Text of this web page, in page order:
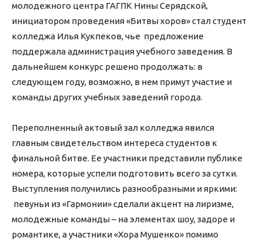
молодежного центра ГАГПК Нины Серядской,
инициатором проведения «Битвы хоров» стал студент
колледжа Илья Кукпеков, чье предложение
поддержала администрация учебного заведения. В
дальнейшем конкурс решено продолжать: в
следующем году, возможно, в нем примут участие и
команды других учебных заведений города.
Переполненный актовый зал колледжа явился
главным свидетельством интереса студентов к
финальной битве. Ее участники представили публике
номера, которые успели подготовить всего за сутки.
Выступления получились разнообразными и яркими:
певуньи из «Гармонии» сделали акцент на лиризме,
молодежные команды – на элементах шоу, задоре и
романтике, а участники «Хора Мушенко» помимо